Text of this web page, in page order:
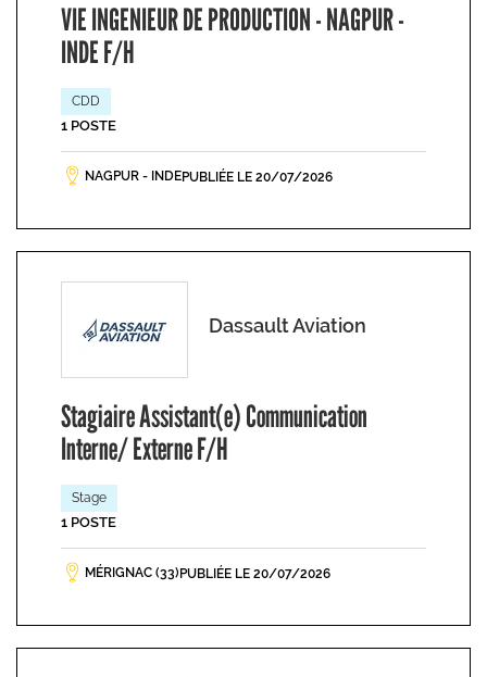
VIE INGENIEUR DE PRODUCTION - NAGPUR -
INDE F/H
CDD
1 POSTE
NAGPUR - INDEPUBLIÉE LE 20/07/2026
Dassault Aviation
Stagiaire Assistant(e) Communication
Interne/ Externe F/H
Stage
1 POSTE
MÉRIGNAC (33) PUBLIÉE LE 20/07/2026